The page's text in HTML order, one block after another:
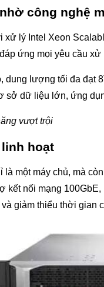
công nghệ
xử lý Intel Xeon
ứng mọi yêu cầu
lượng tối đa đạt
sở dữ liệu lớn, ứng
vượt trội
hoạt
là một máy chủ, mà
kết nối mạng
giảm thiểu thời gian